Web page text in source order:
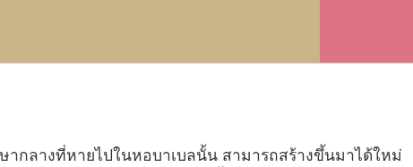
กลางที่หายไปในหอบาเบลนั้น สามารถสร้างขึ้นมาได้ใหม่